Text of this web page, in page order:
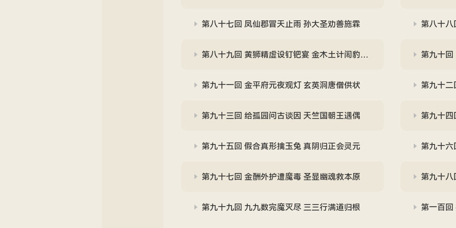
第八十七回 凤仙郡冒天止雨 孙大圣劝善施霖 第八十
第八十九回 黄狮精虚设钉钯宴 金木土计闹豹头山 第九十
第九十一回 金平府元夜观灯 玄英洞唐僧供状 第九十
第九十三回 给孤园问古谈因 天竺国朝王遇偶 第九十
第九十五回 假合真形擒玉兔 真阴归正会灵元 第九十
第九十七回 金酬外护遭魔毒 圣显幽魂救本原 第九十
第九十九回 九九数完魔灭尽 三三行满道归根 第一百